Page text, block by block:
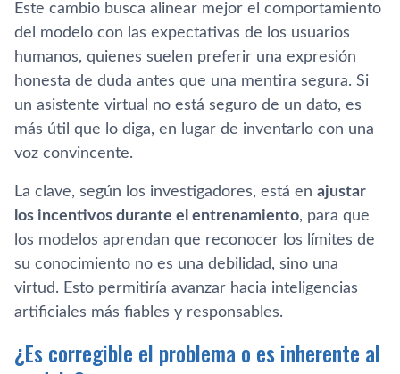
Este cambio busca alinear mejor el comportamiento
del modelo con las expectativas de los usuarios
humanos, quienes suelen preferir una expresión
honesta de duda antes que una mentira segura. Si
un asistente virtual no está seguro de un dato, es
más útil que lo diga, en lugar de inventarlo con una
voz convincente.
La clave, según los investigadores, está en ajustar
los incentivos durante el entrenamiento, para que
los modelos aprendan que reconocer los límites de
su conocimiento no es una debilidad, sino una
virtud. Esto permitiría avanzar hacia inteligencias
artificiales más fiables y responsables.
¿Es corregible el problema o es inherente al